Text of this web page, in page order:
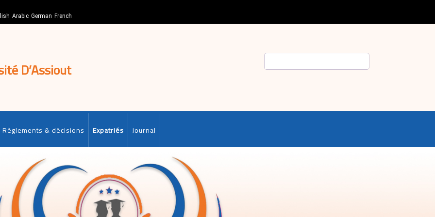
Arabic German French
D’Assiout
Règlements & décisions Expatriés Journal